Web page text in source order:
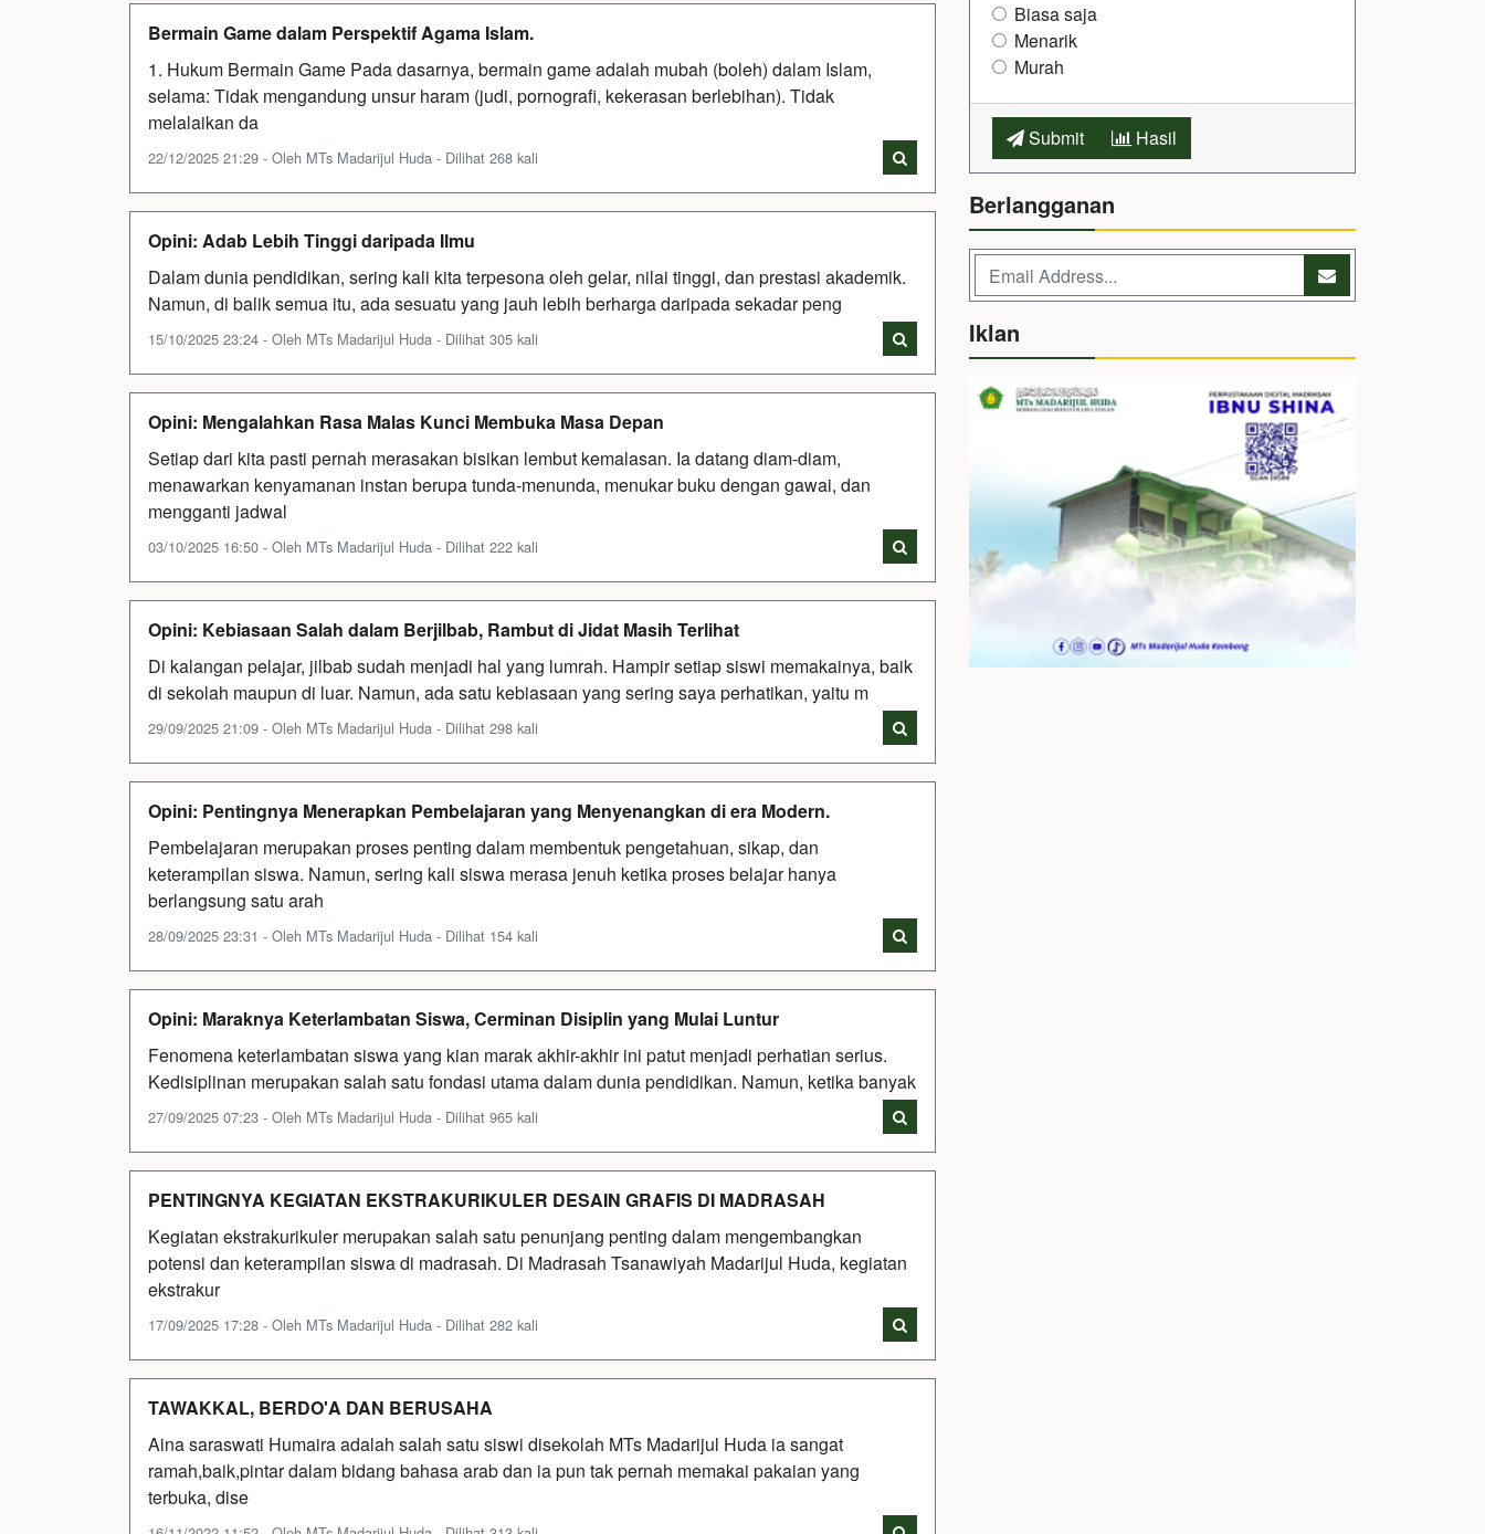
Bermain Game dalam Perspektif Agama Islam.
1. Hukum Bermain Game Pada dasarnya, bermain game adalah mubah (boleh) dalam Islam,
selama: Tidak mengandung unsur haram (judi, pornografi, kekerasan berlebihan). Tidak
melalaikan da
22/12/2025 21:29 - Oleh MTs Madarijul Huda - Dilihat 268 kali
Opini: Adab Lebih Tinggi daripada Ilmu
Dalam dunia pendidikan, sering kali kita terpesona oleh gelar, nilai tinggi, dan prestasi akademik.
Namun, di balik semua itu, ada sesuatu yang jauh lebih berharga daripada sekadar peng
15/10/2025 23:24 - Oleh MTs Madarijul Huda - Dilihat 305 kali
Opini: Mengalahkan Rasa Malas Kunci Membuka Masa Depan
Setiap dari kita pasti pernah merasakan bisikan lembut kemalasan. Ia datang diam-diam,
menawarkan kenyamanan instan berupa tunda-menunda, menukar buku dengan gawai, dan
mengganti jadwal
03/10/2025 16:50 - Oleh MTs Madarijul Huda - Dilihat 222 kali
Opini: Kebiasaan Salah dalam Berjilbab, Rambut di Jidat Masih Terlihat
Di kalangan pelajar, jilbab sudah menjadi hal yang lumrah. Hampir setiap siswi memakainya, baik
di sekolah maupun di luar. Namun, ada satu kebiasaan yang sering saya perhatikan, yaitu m
29/09/2025 21:09 - Oleh MTs Madarijul Huda - Dilihat 298 kali
Opini: Pentingnya Menerapkan Pembelajaran yang Menyenangkan di era Modern.
Pembelajaran merupakan proses penting dalam membentuk pengetahuan, sikap, dan
keterampilan siswa. Namun, sering kali siswa merasa jenuh ketika proses belajar hanya
berlangsung satu arah
28/09/2025 23:31 - Oleh MTs Madarijul Huda - Dilihat 154 kali
Opini: Maraknya Keterlambatan Siswa, Cerminan Disiplin yang Mulai Luntur
Fenomena keterlambatan siswa yang kian marak akhir-akhir ini patut menjadi perhatian serius.
Kedisiplinan merupakan salah satu fondasi utama dalam dunia pendidikan. Namun, ketika banyak
27/09/2025 07:23 - Oleh MTs Madarijul Huda - Dilihat 965 kali
PENTINGNYA KEGIATAN EKSTRAKURIKULER DESAIN GRAFIS DI MADRASAH
Kegiatan ekstrakurikuler merupakan salah satu penunjang penting dalam mengembangkan
potensi dan keterampilan siswa di madrasah. Di Madrasah Tsanawiyah Madarijul Huda, kegiatan
ekstrakur
17/09/2025 17:28 - Oleh MTs Madarijul Huda - Dilihat 282 kali
TAWAKKAL, BERDO'A DAN BERUSAHA
Aina saraswati Humaira adalah salah satu siswi disekolah MTs Madarijul Huda ia sangat
ramah,baik,pintar dalam bidang bahasa arab dan ia pun tak pernah memakai pakaian yang
terbuka, dise
Biasa saja
Menarik
Murah
Submit Hasil
Berlangganan
Iklan